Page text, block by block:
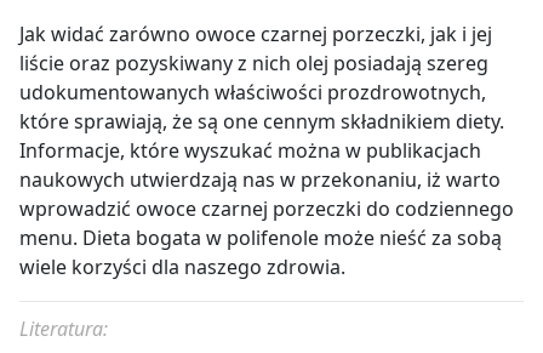
Jak widać zarówno owoce czarnej porzeczki, jak i jej
liście oraz pozyskiwany z nich olej posiadają szereg
udokumentowanych właściwości prozdrowotnych,
które sprawiają, że są one cennym składnikiem diety.
Informacje, które wyszukać można w publikacjach
naukowych utwierdzają nas w przekonaniu, iż warto
wprowadzić owoce czarnej porzeczki do codziennego
menu. Dieta bogata w polifenole może nieść za sobą
wiele korzyści dla naszego zdrowia.
Literatura: